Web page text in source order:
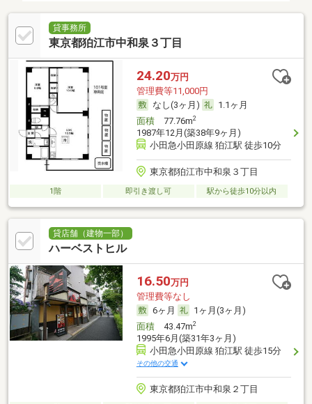
貸事務所
東京都狛江市中和泉３丁目
24.20万円
管理費等11,000円
なし(3ヶ月)
1.1ヶ月
面積77.76m2
1987年12月(築38年9ヶ月)
小田急小田原線 狛江駅 徒歩10分
東京都狛江市中和泉３丁目
1階 即引き渡し可 駅から徒歩10分以内
貸店舗（建物一部）
ハーベストヒル
16.50万円
管理費等なし
6ヶ月
1ヶ月(3ヶ月)
面積43.47m2
1995年6月(築31年3ヶ月)
小田急小田原線 狛江駅 徒歩15分
その他の交通
東京都狛江市中和泉２丁目